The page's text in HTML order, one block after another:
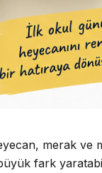
merak
fark